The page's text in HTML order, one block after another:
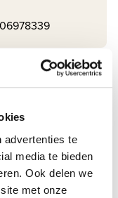
advertenties te
media te bieden
Ook delen we
met onze
Met Code+ leer je
Je kunt
o...